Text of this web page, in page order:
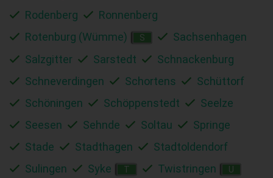
Rodenberg
Ronnenberg
Rotenburg (Wümme)
S
Sachsenhagen
Salzgitter
Sarstedt
Schnackenburg
Schneverdingen
Schortens
Schüttorf
Schöningen
Schöppenstedt
Seelze
Seesen
Sehnde Soltau
Springe
Stade
Stadthagen
Stadtoldendorf
Sulingen
Syke T Twistringen U